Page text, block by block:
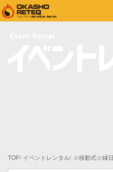
TOP イベントレンタル ☆移動式☆縁